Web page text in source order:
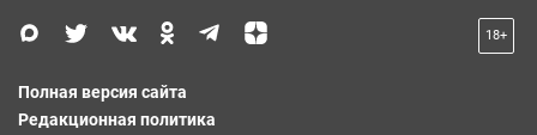
18+
Полная версия сайта
Редакционная политика